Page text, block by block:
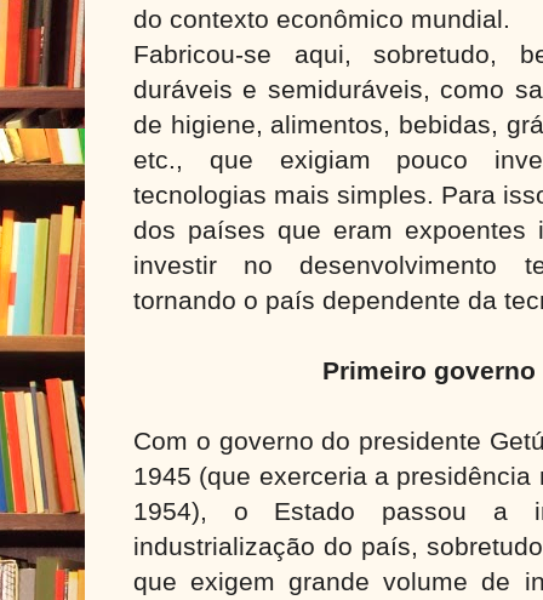
do contexto econômico mundial.
Fabricou-se aqui, sobretudo,
duráveis e semiduráveis, como
de higiene, alimentos, bebidas,
etc., que exigiam pouco
tecnologias mais simples. Para
dos países que eram expoentes
investir no desenvolvimento
tornando o país dependente da
Primeiro
Com o governo do presidente
1945 (que exerceria a
1954), o Estado passou a
industrialização do país,
que exigem grande volume de